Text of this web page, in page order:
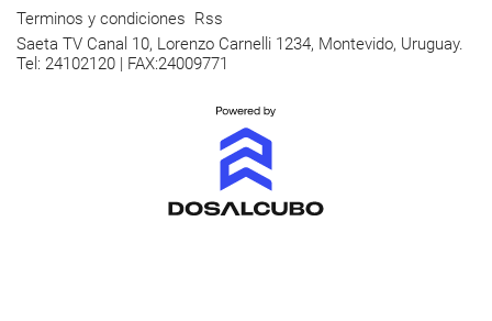
Terminos y condiciones Rss
Saeta TV Canal 10, Lorenzo Carnelli 1234, Montevido, Uruguay.
Tel: 24102120 | FAX:24009771